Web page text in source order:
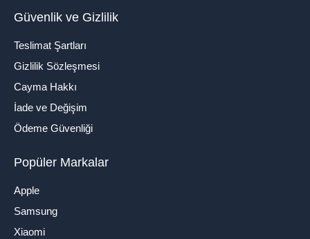
Güvenlik ve Gizlilik
Teslimat Şartları
Gizlilik Sözleşmesi
Cayma Hakkı
İade ve Değişim
Ödeme Güvenliği
Popüler Markalar
Apple
Samsung
Xiaomi